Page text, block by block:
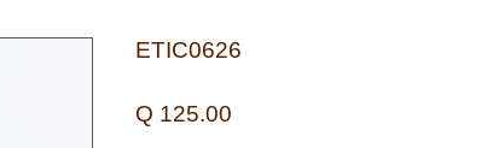
ETIC0626
Q 125.00